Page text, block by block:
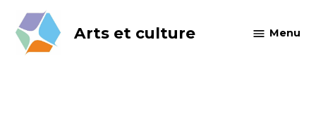
content
Arts et culture Menu